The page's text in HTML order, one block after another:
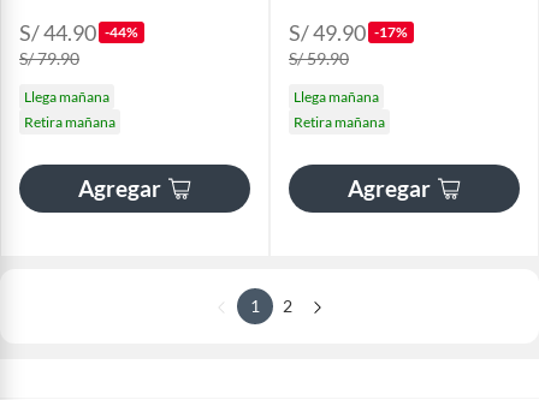
S/ 44.90 -44%
S/ 79.90
Llega mañana
Retira mañana
Agregar
S/ 49.90 -17%
S/ 59.90
Llega mañana
Retira mañana
Agregar
1 2